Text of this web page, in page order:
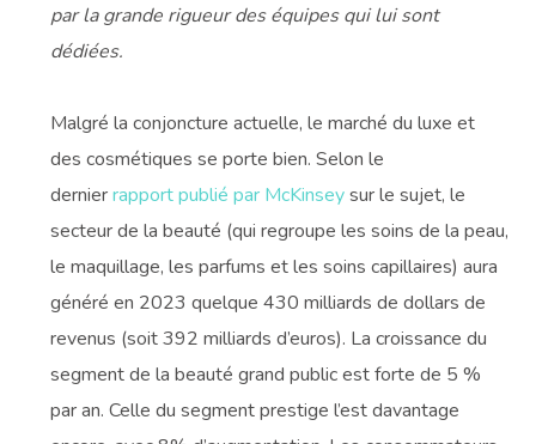
par la grande rigueur des équipes qui lui sont
dédiées.
Malgré la conjoncture actuelle, le marché du luxe et
des cosmétiques se porte bien. Selon le
dernierrapport publié par McKinseysur le sujet, le
secteur de la beauté (qui regroupe les soins de la peau,
le maquillage, les parfums et les soins capillaires) aura
généré en 2023 quelque 430 milliards de dollars de
revenus (soit 392 milliards d’euros). La croissance du
segment de la beauté grand public est forte de 5 %
par an. Celle du segment prestige l’est davantage